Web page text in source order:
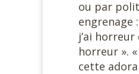
ou par
engrenage
j’ai
horreur ».
cette